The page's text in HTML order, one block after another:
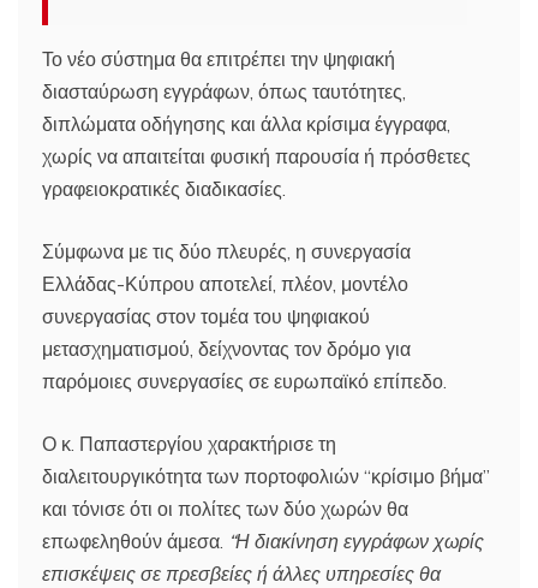
Το νέο σύστημα θα επιτρέπει την ψηφιακή
διασταύρωση εγγράφων, όπως ταυτότητες,
διπλώματα οδήγησης και άλλα κρίσιμα έγγραφα,
χωρίς να απαιτείται φυσική παρουσία ή πρόσθετες
γραφειοκρατικές διαδικασίες.
Σύμφωνα με τις δύο πλευρές, η συνεργασία
Ελλάδας-Κύπρου αποτελεί, πλέον, μοντέλο
συνεργασίας στον τομέα του ψηφιακού
μετασχηματισμού, δείχνοντας τον δρόμο για
παρόμοιες συνεργασίες σε ευρωπαϊκό επίπεδο.
Ο κ. Παπαστεργίου χαρακτήρισε τη
διαλειτουργικότητα των πορτοφολιών “κρίσιμο βήμα”
και τόνισε ότι οι πολίτες των δύο χωρών θα
επωφεληθούν άμεσα. “Η διακίνηση εγγράφων χωρίς
επισκέψεις σε πρεσβείες ή άλλες υπηρεσίες θα